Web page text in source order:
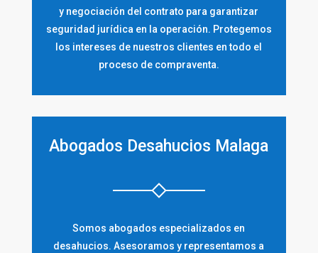
y negociación del contrato para garantizar
seguridad jurídica en la operación. Protegemos
los intereses de nuestros clientes en todo el
proceso de compraventa.
Abogados Desahucios Malaga
Somos abogados especializados en
desahucios. Asesoramos y representamos a